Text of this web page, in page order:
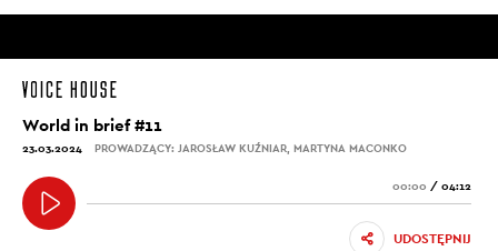
World in brief #11
23.03.2024 PROWADZĄCY: JAROSŁAW KUŹNIAR, MARTYNA MACONKO
00:00 / 04:12
UDOSTĘPNIJ